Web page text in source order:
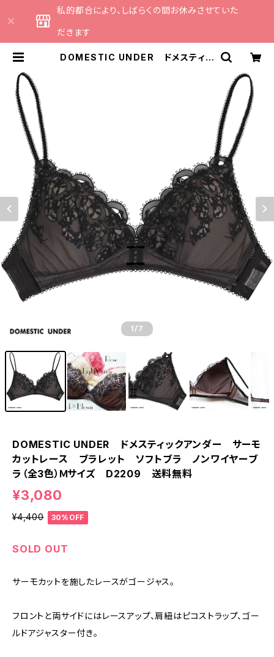
私的都合により、しばらくの間お休みさせていた
だきます
DOMESTIC UNDER ドメスティッ
1 /7
DOMESTIC UNDER ドメスティックアンダー サーモ
カットレース ブラレット ソフトブラ ノンワイヤーブ
ラ（全3色）Ｍサイズ D2209 送料無料
¥3,080
¥4,400 30%OFF
SOLD OUT
サーモカットを施したレースがゴージャス。
フロントと両サイドにはレースアップ、肩紐はピコストラップ、ゴー
ルドアジャスター付き。